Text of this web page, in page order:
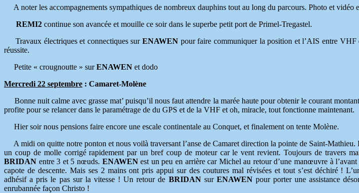
A noter les accompagnements sympathiques de nombreux dauphins tout au long du parcours. Photo et vidéo
REMI2 continue son avancée et mouille ce soir dans le superbe petit port de Primel-Tregastel.
Travaux électriques et connectiques surENAWEN pour faire communiquer la position et l’AIS entre
réussite.
Petite « crougnoutte » surENAWEN et dodo
Mercredi 22 septembre : Camaret-Molène
Bonne nuit calme avec grasse mat’ puisqu’il nous faut attendre la marée haute pour obtenir le courant
profite pour se relancer dans le paramétrage de du GPS et de la VHF et oh, miracle, tout fonctionne maintenant.
Hier soir nous pensions faire encore une escale continentale au Conquet, et finalement on tente Molène.
A midi on quitte notre ponton et nous voilà traversant l’anse de Camaret direction la pointe de Saint-Mathieu.
un coup de molle corrigé rapidement par un bref coup de moteur car le vent revient. Toujours de travers
BRIDAN entre 3 et 5 nœuds. ENAWENest un peu en arrière car Michel au retour d’une manœuvre à
capote de descente. Mais ses 2 mains ont pris appui sur des coutures mal révisées et tout s’est déchiré !
adhésif a pris le pas sur la vitesse ! Un retour de BRIDAN sur ENAWENpour porter une assistance
enrubannée façon Christo !